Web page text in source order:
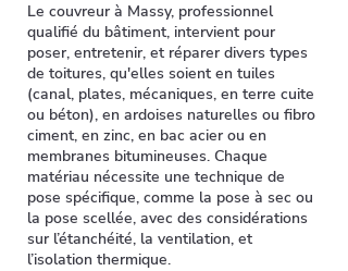
Le couvreur à Massy, professionnel
qualifié du bâtiment, intervient pour
poser, entretenir, et réparer divers types
de toitures, qu'elles soient en tuiles
(canal, plates, mécaniques, en terre cuite
ou béton), en ardoises naturelles ou fibro
ciment, en zinc, en bac acier ou en
membranes bitumineuses. Chaque
matériau nécessite une technique de
pose spécifique, comme la pose à sec ou
la pose scellée, avec des considérations
sur l’étanchéité, la ventilation, et
l’isolation thermique.